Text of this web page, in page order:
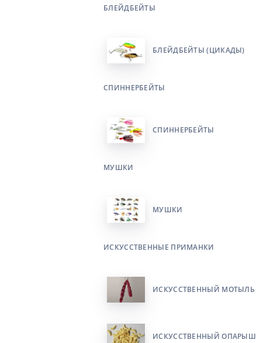
БЛЕЙДБЕЙТЫ
БЛЕЙДБЕЙТЫ (ЦИКАДЫ)
СПИННЕРБЕЙТЫ
СПИННЕРБЕЙТЫ
МУШКИ
МУШКИ
ИСКУССТВЕННЫЕ ПРИМАНКИ
ИСКУССТВЕННЫЙ МОТЫЛЬ
ИСКУССТВЕННЫЙ ОПАРЫШ